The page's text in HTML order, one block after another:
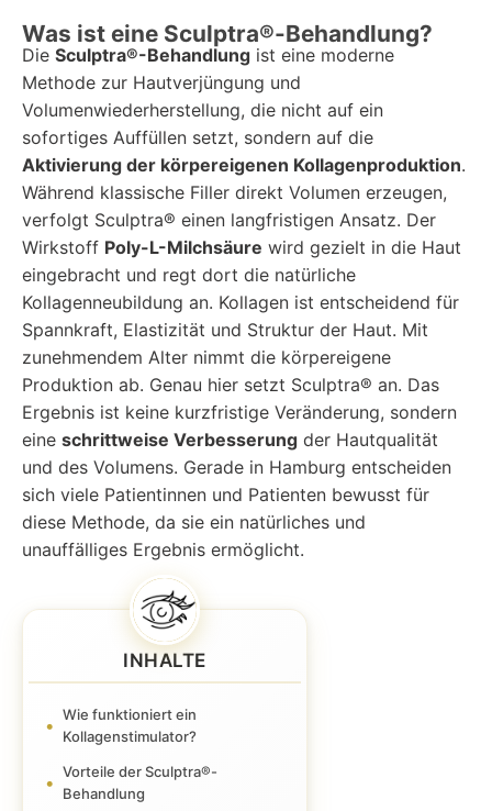
Was ist eine Sculptra®-Behandlung?
Die Sculptra®-Behandlung ist eine moderne
Methode zur Hautverjüngung und
Volumenwiederherstellung, die nicht auf ein
sofortiges Auffüllen setzt, sondern auf die
Aktivierung der körpereigenen Kollagenproduktion.
Während klassische Filler direkt Volumen erzeugen,
verfolgt Sculptra® einen langfristigen Ansatz. Der
Wirkstoff Poly-L-Milchsäure wird gezielt in die Haut
eingebracht und regt dort die natürliche
Kollagenneubildung an. Kollagen ist entscheidend für
Spannkraft, Elastizität und Struktur der Haut. Mit
zunehmendem Alter nimmt die körpereigene
Produktion ab. Genau hier setzt Sculptra® an. Das
Ergebnis ist keine kurzfristige Veränderung, sondern
eine schrittweise Verbesserung der Hautqualität
und des Volumens. Gerade in Hamburg entscheiden
sich viele Patientinnen und Patienten bewusst für
diese Methode, da sie ein natürliches und
unauffälliges Ergebnis ermöglicht.
INHALTE
Wie funktioniert ein
Kollagenstimulator?
Vorteile der Sculptra®-
Behandlung